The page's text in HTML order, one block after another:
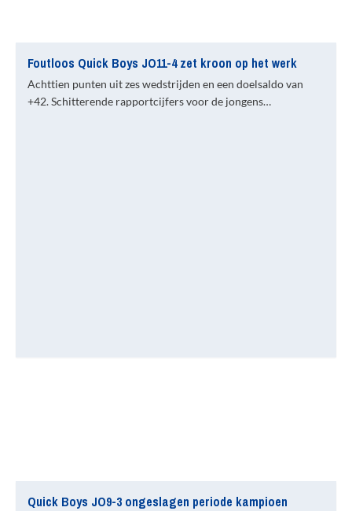
Foutloos Quick Boys JO11-4 zet kroon op het werk
Achttien punten uit zes wedstrijden en een doelsaldo van
+42. Schitterende rapportcijfers voor de jongens…
Quick Boys JO9-3 ongeslagen periode kampioen